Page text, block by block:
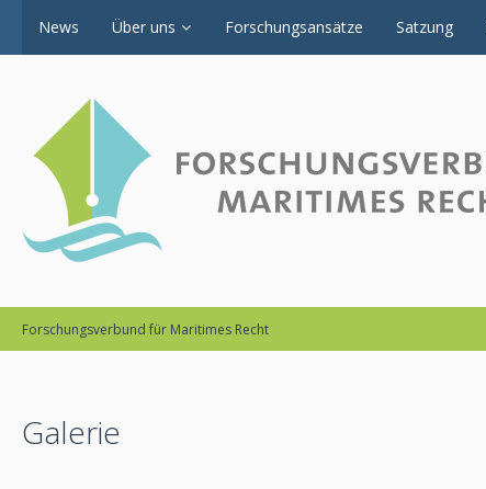
News Über uns Forschungsansätze Satzung
Forschungsverbund für Maritimes Recht
Galerie